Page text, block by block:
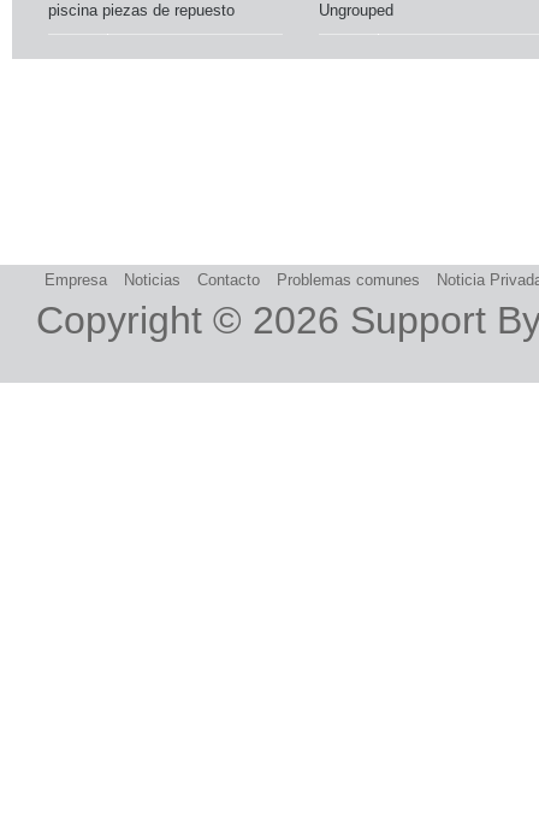
piscina piezas de repuesto Ungrouped
Empresa Noticias Contacto Problemas comunes Noticia
Copyright © 2026 Support